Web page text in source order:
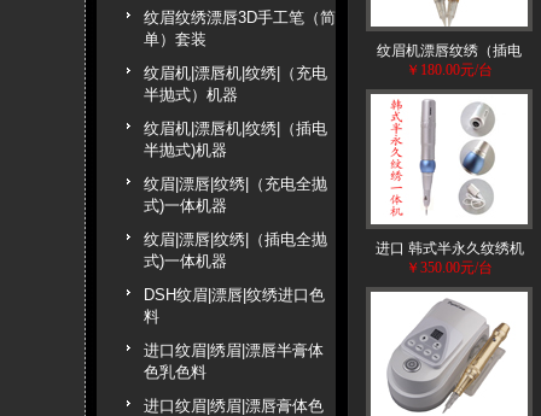
纹眉纹绣漂唇3D手工笔（简
单）套装
纹眉机|漂唇机|纹绣|（充电
半抛式）机器
纹眉机|漂唇机|纹绣|（插电
半抛式)机器
纹眉|漂唇|纹绣|（充电全抛
式)一体机器
纹眉|漂唇|纹绣|（插电全抛
式)一体机器
DSH纹眉|漂唇|纹绣进口色
料
进口纹眉|绣眉|漂唇半膏体
色乳色料
进口纹眉|绣眉|漂唇膏体色
纹眉机漂唇纹绣（插电
￥180.00元/台
进口 韩式半永久纹绣机
￥350.00元/台